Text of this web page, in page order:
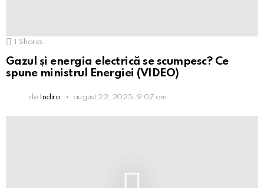
1 Shares
Gazul și energia electrică se scumpesc? Ce
spune ministrul Energiei (VIDEO)
de Indiro august 22, 2025, 9:07 am